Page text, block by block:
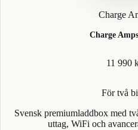
Charge
Charge
11 990
För två
Svensk premiumladdbox med
uttag, WiFi och